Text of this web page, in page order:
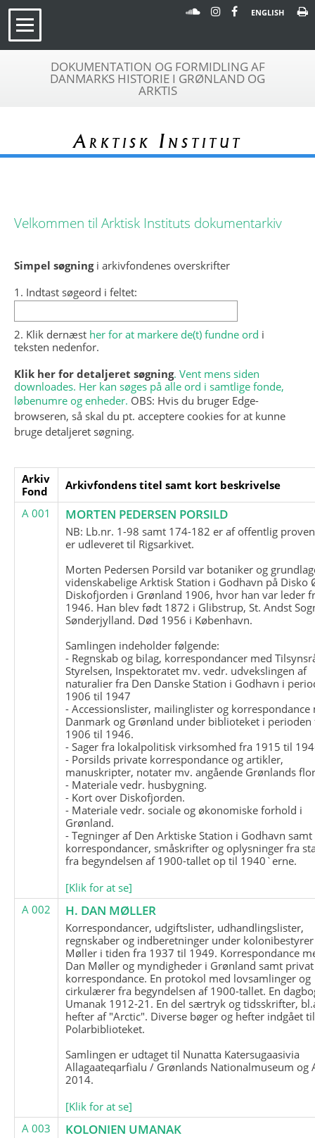
ENGLISH
DOKUMENTATION OG FORMIDLING AF
DANMARKS HISTORIE I GRØNLAND OG
ARKTIS
Arktisk Institut
Velkommen til Arktisk Instituts dokumentarkiv
Simpel søgningi arkivfondenes overskrifter
1. Indtast søgeord i feltet:
2. Klik dernæst her for at markere de(t) fundne ord i
teksten nedenfor.
Klik her for detaljeret søgning. Vent mens siden
downloades. Her kan søges på alle ord i samtlige fonde,
løbenumre og enheder. OBS: Hvis du bruger Edge-
browseren, så skal du pt. acceptere cookies for at kunne
bruge detaljeret søgning.
Arkiv
Fond
Arkivfondens titel samt kort beskrivelse
A 001
MORTEN PEDERSEN PORSILD
NB: Lb.nr. 1-98 samt 174-182 er af offentlig
er udleveret til Rigsarkivet.
Morten Pedersen Porsild var botaniker og
videnskabelige Arktisk Station i Godhavn på Disko
Diskofjorden i Grønland 1906, hvor han var leder
1946. Han blev født 1872 i Glibstrup, St. Andst
Sønderjylland. Død 1956 i København.
Samlingen indeholder følgende:
- Regnskab og bilag, korrespondancer med
Styrelsen, Inspektoratet mv. vedr. udvekslingen af
naturalier fra Den Danske Station i Godhavn i
1906 til 1947
- Accessionslister, mailinglister og korrespondance
Danmark og Grønland under biblioteket i perioden
1906 til 1946.
- Sager fra lokalpolitisk virksomhed fra 1915 til
- Porsilds private korrespondance og artikler,
manuskripter, notater mv. angående Grønlands
- Materiale vedr. husbygning.
- Kort over Diskofjorden.
- Materiale vedr. sociale og økonomiske forhold i
Grønland.
- Tegninger af Den Arktiske Station i Godhavn
korrespondancer, småskrifter og oplysninger fra
fra begyndelsen af 1900-tallet op til 1940`erne.
[Klik for at se]
A 002
H. DAN MØLLER
Korrespondancer, udgiftslister, udhandlingslister,
regnskaber og indberetninger under
Møller i tiden fra 1937 til 1949. Korrespondance
Dan Møller og myndigheder i Grønland samt privat
korrespondance. En protokol med lovsamlinger og
cirkulærer fra begyndelsen af 1900-tallet. En
Umanak 1912-21. En del særtryk og tidsskrifter,
hefter af "Arctic". Diverse bøger og hefter indgået til
Polarbiblioteket.
Samlingen er udtaget til Nunatta Katersugaasivia
Allagaateqarfialu / Grønlands Nationalmuseum og
2014.
[Klik for at se]
A 003
KOLONIEN UMANAK